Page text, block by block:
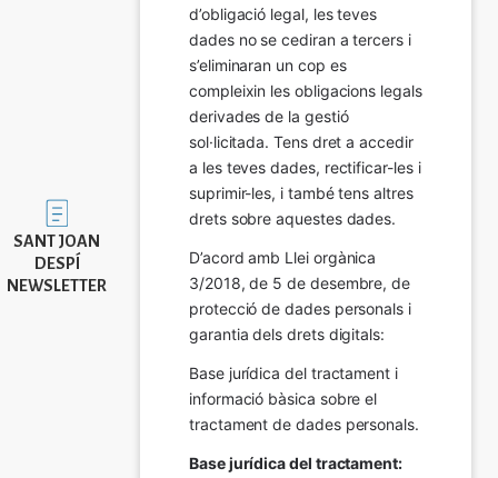
Imatge
SANT JOAN
DESPÍ
NEWSLETTER
d’obligació legal, les teves
dades no se cediran a tercers i
s’eliminaran un cop es
compleixin les obligacions legals
derivades de la gestió
sol·licitada. Tens dret a accedir
a les teves dades, rectificar-les i
suprimir-les, i també tens altres
drets sobre aquestes dades.
D’acord amb Llei orgànica
3/2018, de 5 de desembre, de
protecció de dades personals i
garantia dels drets digitals:
Base jurídica del tractament i
informació bàsica sobre el
tractament de dades personals.
Base jurídica del tractament: